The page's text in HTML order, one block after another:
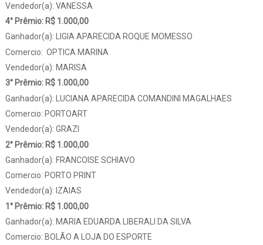
Vendedor(a): VANESSA
4° Prêmio: R$ 1.000,00
Ganhador(a): LIGIA APARECIDA ROQUE MOMESSO
Comercio: OPTICA MARINA
Vendedor(a): MARISA
3° Prêmio: R$ 1.000,00
Ganhador(a): LUCIANA APARECIDA COMANDINI MAGALHAES
Comercio: PORTOART
Vendedor(a): GRAZI
2° Prêmio: R$ 1.000,00
Ganhador(a): FRANCOISE SCHIAVO
Comercio: PORTO PRINT
Vendedor(a): IZAIAS
1° Prêmio: R$ 1.000,00
Ganhador(a): MARIA EDUARDA LIBERALI DA SILVA
Comercio: BOLÃO A LOJA DO ESPORTE